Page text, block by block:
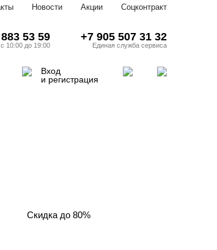
Новости Акции Соцконтракт
53 59
с 10:00 до 19:00
+7 905 507 31 32
Единая служба сервиса
Вход
и регистрация
Скидка до 80%